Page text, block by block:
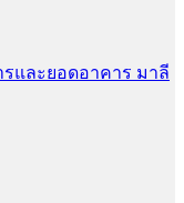
และยอดอาคาร มาลี